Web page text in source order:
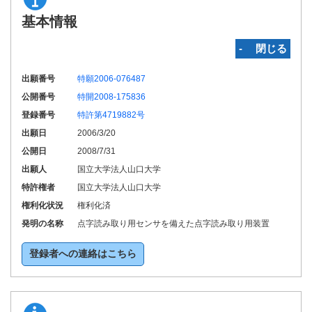
基本情報
‐ 閉じる
出願番号
特願2006-076487
公開番号
特開2008-175836
登録番号
特許第4719882号
出願日
2006/3/20
公開日
2008/7/31
出願人
国立大学法人山口大学
特許権者
国立大学法人山口大学
権利化状況
権利化済
発明の名称
点字読み取り用センサを備えた点字読み取り用装置
登録者への連絡はこちら